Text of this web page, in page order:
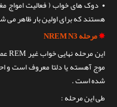
هستند که برای اولین بار ظاهر می
✵مرحله NREM N3
موج آهسته یا دلتا معروف است و
شده است .
طی این مرحله :